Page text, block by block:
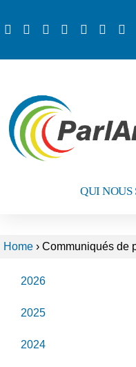
QUI NOUS
Home › Communiqués de
2026
2025
2024